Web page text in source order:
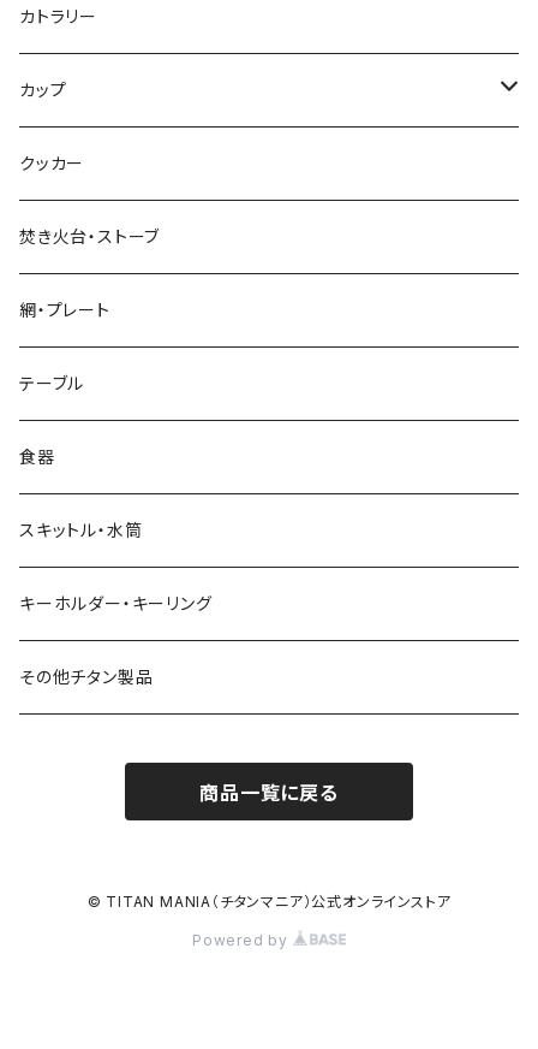
標準タイプ
超軽量タイプ
ネイルペグ
V字型
Y字型
カトラリー
カップ
シングルマグ
シェラカップ
ダブルウォールカップ
リッド（蓋）
クッカー
焚き火台・ストーブ
網・プレート
テーブル
食器
スキットル・水筒
キーホルダー・キーリング
その他チタン製品
商品一覧に戻る
© TITAN MANIA（チタンマニア）公式オンラインストア
Powered by